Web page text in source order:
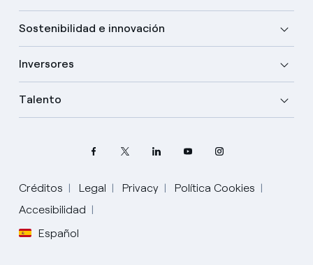
Sostenibilidad e innovación
Inversores
Talento
Créditos Legal Privacy
Política Cookies
Accesibilidad
Español
Elige tu idioma
Inglés